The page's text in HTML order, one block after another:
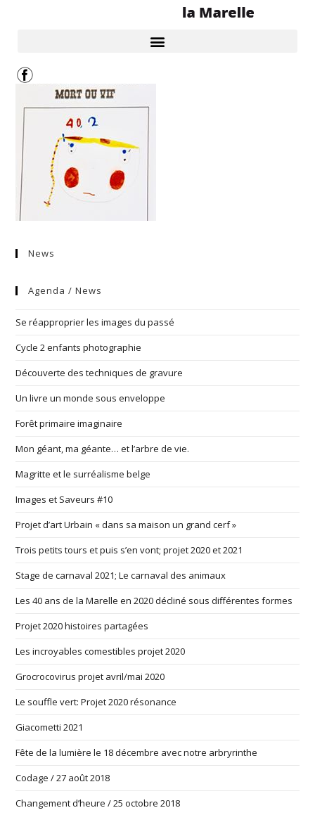
News
Agenda / News
Se réapproprier les images du passé
Cycle 2 enfants photographie
Découverte des techniques de gravure
Un livre un monde sous enveloppe
Forêt primaire imaginaire
Mon géant, ma géante… et l’arbre de vie.
Magritte et le surréalisme belge
Images et Saveurs #10
Projet d’art Urbain « dans sa maison un grand cerf »
Trois petits tours et puis s’en vont; projet 2020 et 2021
Stage de carnaval 2021; Le carnaval des animaux
Les 40 ans de la Marelle en 2020 décliné sous différentes formes
Projet 2020 histoires partagées
Les incroyables comestibles projet 2020
Grocrocovirus projet avril/mai 2020
Le souffle vert: Projet 2020 résonance
Giacometti 2021
Fête de la lumière le 18 décembre avec notre arbryrinthe
Codage / 27 août 2018
Changement d’heure / 25 octobre 2018